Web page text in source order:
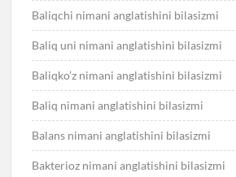
Baliqchi nimani anglatishini bilasizmi
Baliq uni nimani anglatishini bilasizmi
Baliqko’z nimani anglatishini bilasizmi
Baliq nimani anglatishini bilasizmi
Balans nimani anglatishini bilasizmi
Bakterioz nimani anglatishini bilasizmi